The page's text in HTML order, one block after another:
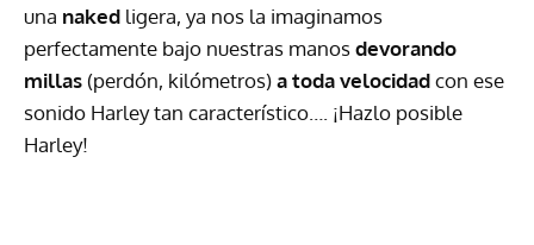
una naked ligera, ya nos la imaginamos
perfectamente bajo nuestras manosdevorando
millas(perdón, kilómetros)a toda velocidadcon ese
sonido Harley tan característico…. ¡Hazlo posible
Harley!